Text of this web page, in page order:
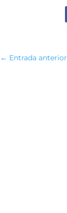
← Entrada anterior